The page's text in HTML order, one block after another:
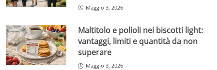
Maggio 3, 2026
Maltitolo e polioli nei biscotti light:
vantaggi, limiti e quantità da non
superare
Maggio 3, 2026